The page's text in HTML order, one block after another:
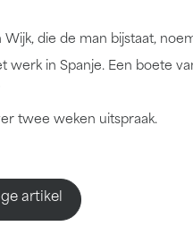
die de man bijstaat,
werk in Spanje. Een boete
twee weken uitspraak.
artikel